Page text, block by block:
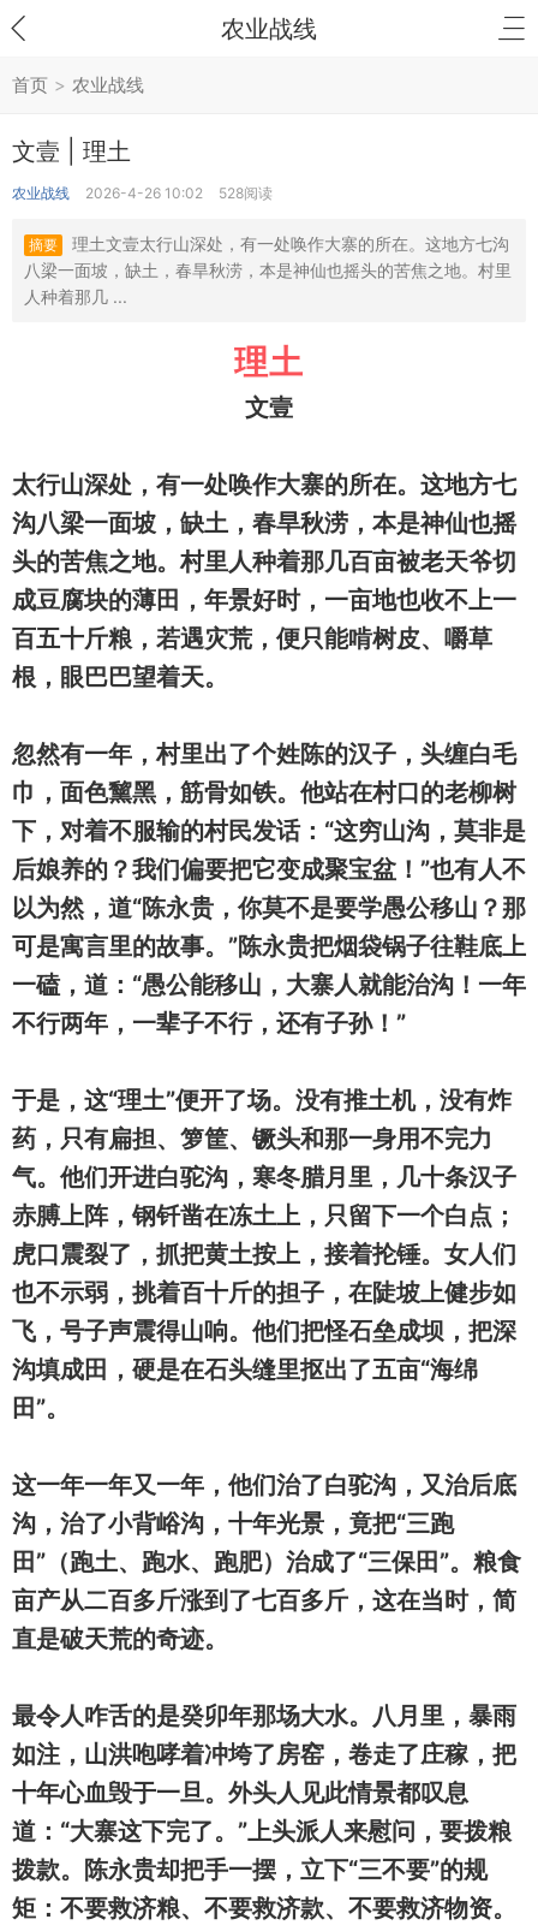
农业战线
首页 > 农业战线
文壹 | 理土
农业战线 2026-4-26 10:02 528阅读
摘要
理土文壹太行山深处，有一处唤作大寨的所在。这地方七沟
八梁一面坡，缺土，春旱秋涝，本是神仙也摇头的苦焦之地。村里
人种着那几 ...
理土
文壹
太行山深处，有一处唤作大寨的所在。这地方七
沟八梁一面坡，缺土，春旱秋涝，本是神仙也摇
头的苦焦之地。村里人种着那几百亩被老天爷切
成豆腐块的薄田，年景好时，一亩地也收不上一
百五十斤粮，若遇灾荒，便只能啃树皮、嚼草
根，眼巴巴望着天。
忽然有一年，村里出了个姓陈的汉子，头缠白毛
巾，面色黧黑，筋骨如铁。他站在村口的老柳树
下，对着不服输的村民发话：“这穷山沟，莫非是
后娘养的？我们偏要把它变成聚宝盆！”也有人不
以为然，道“陈永贵，你莫不是要学愚公移山？那
可是寓言里的故事。”陈永贵把烟袋锅子往鞋底上
一磕，道：“愚公能移山，大寨人就能治沟！一年
不行两年，一辈子不行，还有子孙！”
于是，这“理土”便开了场。没有推土机，没有炸
药，只有扁担、箩筐、镢头和那一身用不完力
气。他们开进白驼沟，寒冬腊月里，几十条汉子
赤膊上阵，钢钎凿在冻土上，只留下一个白点；
虎口震裂了，抓把黄土按上，接着抡锤。女人们
也不示弱，挑着百十斤的担子，在陡坡上健步如
飞，号子声震得山响。他们把怪石垒成坝，把深
沟填成田，硬是在石头缝里抠出了五亩“海绵
田”。
这一年一年又一年，他们治了白驼沟，又治后底
沟，治了小背峪沟，十年光景，竟把“三跑
田”（跑土、跑水、跑肥）治成了“三保田”。粮食
亩产从二百多斤涨到了七百多斤，这在当时，简
直是破天荒的奇迹。
最令人咋舌的是癸卯年那场大水。八月里，暴雨
如注，山洪咆哮着冲垮了房窑，卷走了庄稼，把
十年心血毁于一旦。外头人见此情景都叹息
道：“大寨这下完了。”上头派人来慰问，要拨粮
拨款。陈永贵却把手一摆，立下“三不要”的规
矩：不要救济粮、不要救济款、不要救济物资。